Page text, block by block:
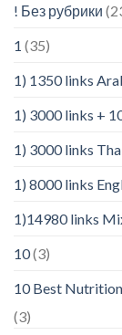
! Без рубрики
1 (35)
1) 1350 links
1) 3000 links +
1) 3000 links
1) 8000 links
1)14980 links
10(3)
10 Best
(3)